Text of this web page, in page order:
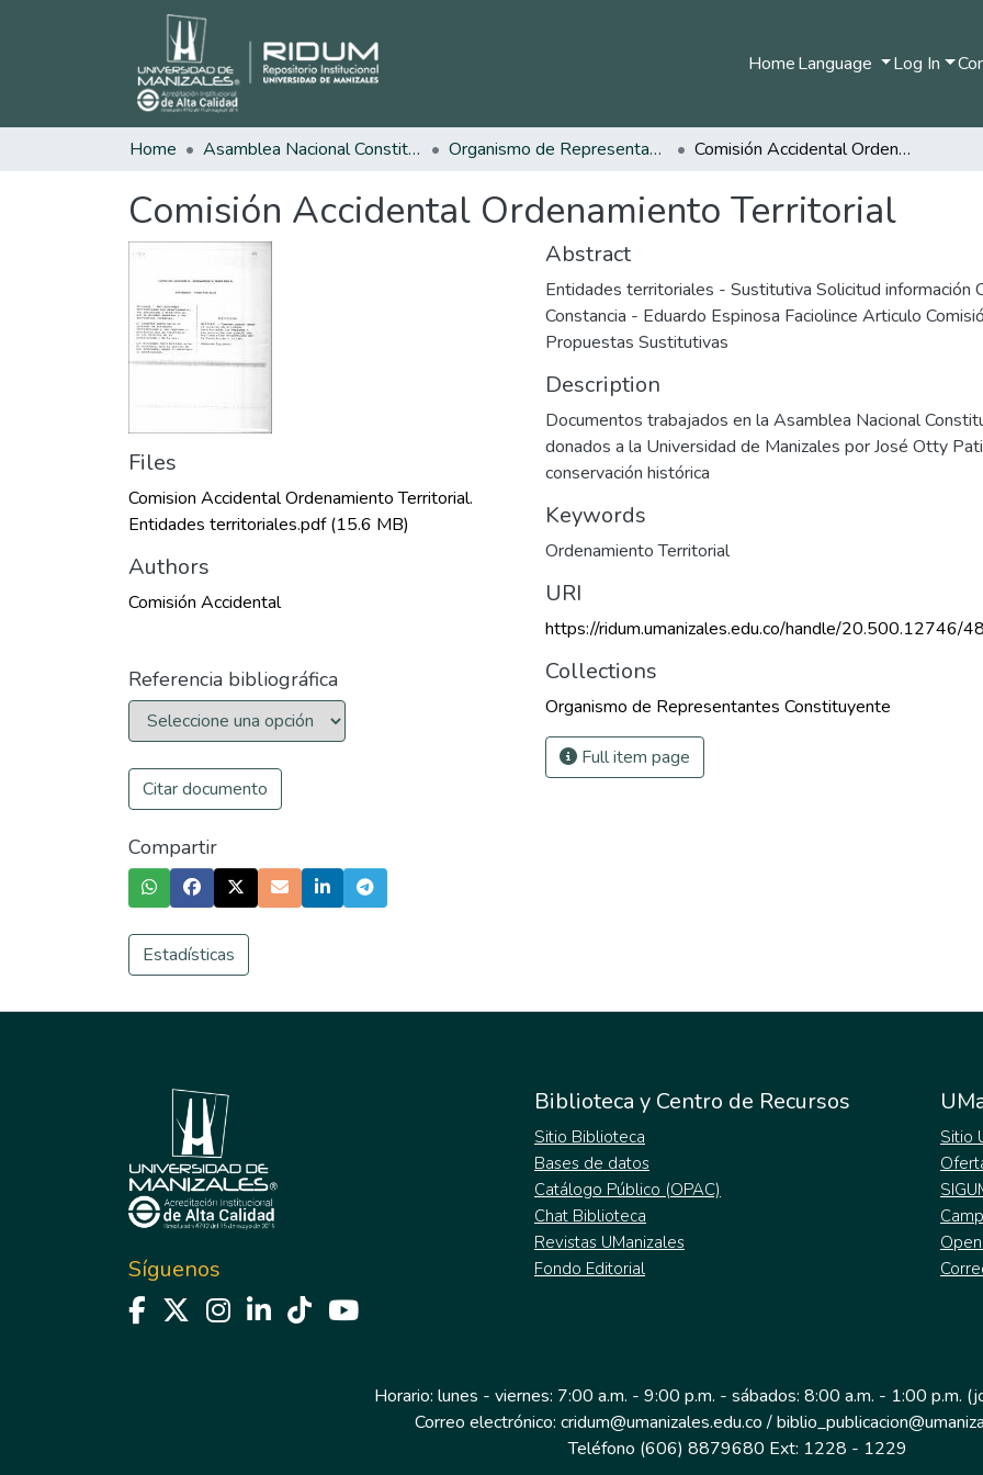
HomeLanguage Log In
Home Asamblea Nacional Constituyente Organismo de Representantes Constituyente Comisión Accidental Ordenamiento Territorial
Comisión Accidental Ordenamiento Territorial
Files
Comision Accidental Ordenamiento Territorial.
Entidades territoriales.pdf(15.6 MB)
Authors
Comisión Accidental
Referencia bibliográfica
Citar documento
Compartir
Estadísticas
Abstract
Entidades territoriales - Sustitutiva Solicitud información
Constancia - Eduardo Espinosa Faciolince Articulo
Propuestas Sustitutivas
Description
Documentos trabajados en la Asamblea Nacional
donados a la Universidad de Manizales por José Otty
conservación histórica
Keywords
Ordenamiento Territorial
URI
https://ridum.umanizales.edu.co/handle/20.500.12746/
Collections
Organismo de Representantes Constituyente
Full item page
Síguenos
Biblioteca y Centro de Recursos
Sitio Biblioteca
Bases de datos
Catálogo Público (OPAC)
Chat Biblioteca
Revistas UManizales
Fondo Editorial
Sitio
Horario: lunes - viernes: 7:00 a.m. - 9:00 p.m. - sábados: 8:00 a.m. - 1:00 p.m.
Correo electrónico: cridum@umanizales.edu.co /
Teléfono (606) 8879680 Ext: 1228 - 1229